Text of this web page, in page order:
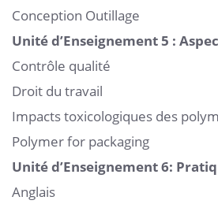
Conception Outillage
Unité d’Enseignement 5 :
Contrôle qualité
Droit du travail
Impacts toxicologiques des
Polymer for packaging
Unité d’Enseignement 6:
Anglais